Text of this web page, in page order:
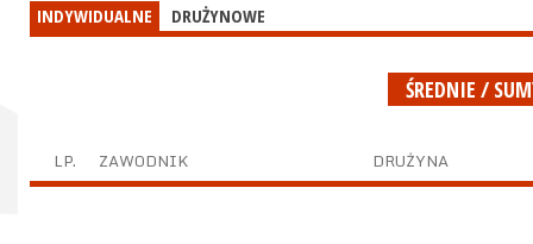
INDYWIDUALNE DRUŻYNOWE
ŚREDNIE /
LP. ZAWODNIK DRUŻYNA